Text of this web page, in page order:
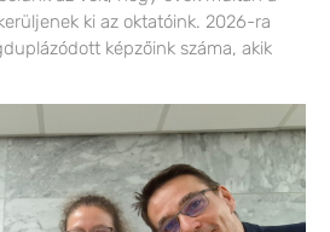
ki az oktatóink. 2026-ra
képzőink száma, akik